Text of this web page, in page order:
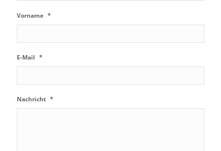
Vorname *
E-Mail *
Nachricht *